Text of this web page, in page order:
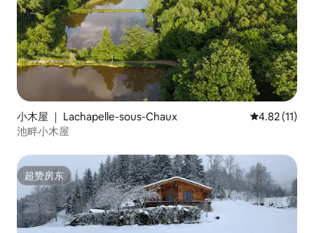
小木屋 ｜ Lachapelle-sous-Chaux 平均评分
4.82 (11)
池畔小木屋
超赞房东
超赞房东